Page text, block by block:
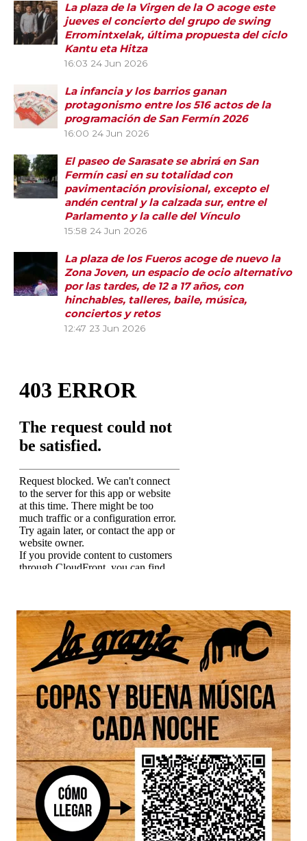
La plaza de la Virgen de la O acoge este
jueves el concierto del grupo de swing
Erromintxelak, última propuesta del ciclo
Kantu eta Hitza
16:03 24 Jun 2026
La infancia y los barrios ganan
protagonismo entre los 516 actos de la
programación de San Fermín 2026
16:00 24 Jun 2026
El paseo de Sarasate se abrirá en San
Fermín casi en su totalidad con
pavimentación provisional, excepto el
andén central y la calzada sur, entre el
Parlamento y la calle del Vínculo
15:58 24 Jun 2026
La plaza de los Fueros acoge de nuevo la
Zona Joven, un espacio de ocio alternativo
por las tardes, de 12 a 17 años, con
hinchables, talleres, baile, música,
conciertos y retos
12:47 23 Jun 2026